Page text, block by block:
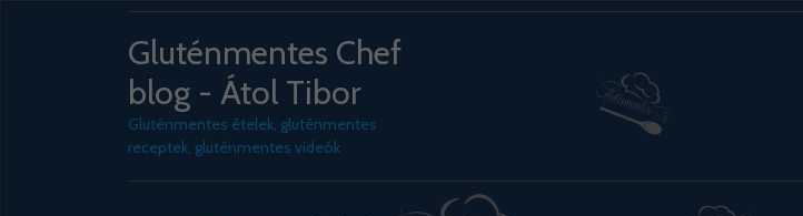
Gluténmentes Chef
blog - Átol Tibor
Gluténmentes ételek, gluténmentes
receptek, gluténmentes videók